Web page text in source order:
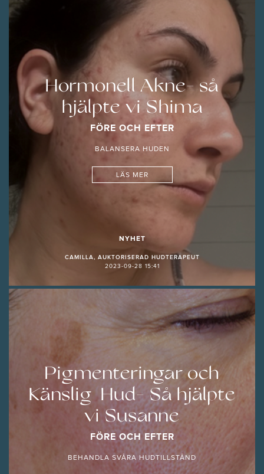
Hormonell Akne- så
hjälpte vi Shima
FÖRE OCH EFTER
BALANSERA HUDEN
LÄS MER
NYHET
CAMILLA, AUKTORISERAD HUDTERAPEUT
2023-09-28 15:41
Pigmenteringar och
Känslig Hud- Så hjälpte
vi Susanne
FÖRE OCH EFTER
BEHANDLA SVÅRA HUDTILLSTÅND